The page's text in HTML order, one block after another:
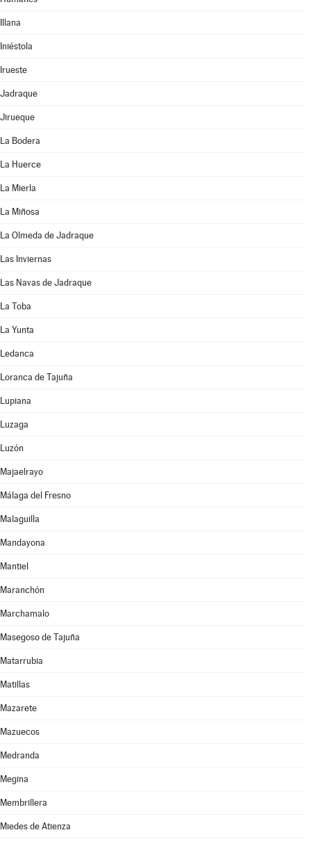
Illana
Iniéstola
Irueste
Jadraque
Jirueque
La Bodera
La Huerce
La Mierla
La Miñosa
La Olmeda de Jadraque
Las Inviernas
Las Navas de Jadraque
La Toba
La Yunta
Ledanca
Loranca de Tajuña
Lupiana
Luzaga
Luzón
Majaelrayo
Málaga del Fresno
Malaguilla
Mandayona
Mantiel
Maranchón
Marchamalo
Masegoso de Tajuña
Matarrubia
Matillas
Mazarete
Mazuecos
Medranda
Megina
Membrillera
Miedes de Atienza